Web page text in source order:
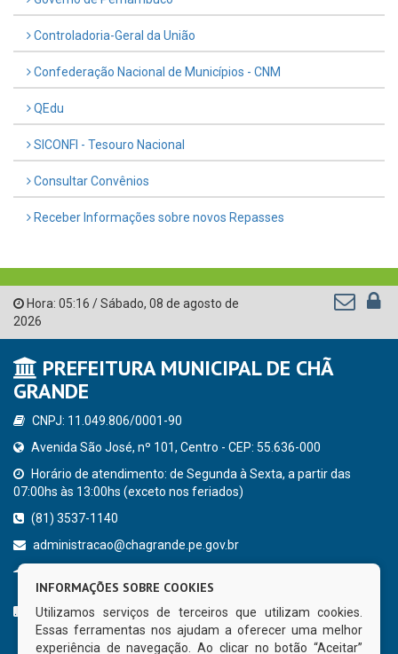
Controladoria-Geral da União
Confederação Nacional de Municípios - CNM
QEdu
SICONFI - Tesouro Nacional
Consultar Convênios
Receber Informações sobre novos Repasses
Hora: 05:16 /Sábado, 08 de agosto de
2026
PREFEITURA MUNICIPAL DE CHÃ
GRANDE
CNPJ: 11.049.806/0001-90
Avenida São José, nº 101, Centro - CEP: 55.636-000
Horário de atendimento: de Segunda à Sexta, a partir das
07:00hs às 13:00hs (exceto nos feriados)
(81) 3537-1140
administracao@chagrande.pe.gov.br
CURTA NOSSA FAN PAGE
INFORMAÇÕES SOBRE COOKIES
Utilizamos serviços de terceiros que utilizam cookies.
Essas ferramentas nos ajudam a oferecer uma melhor
experiência de navegação. Ao clicar no botão “Aceitar”